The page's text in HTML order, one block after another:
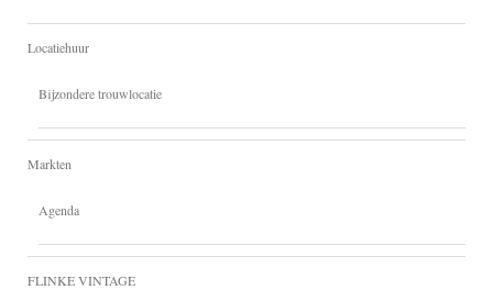
Locatiehuur
Bijzondere trouwlocatie
Markten
Agenda
FLINKE VINTAGE